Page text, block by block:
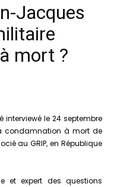
Jacques
mort ?
interviewé le 24 septembre
condamnation à mort de
au GRIP, en République
et expert des questions